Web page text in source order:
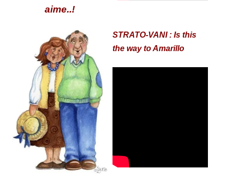
aime..!
STRATO-VANI : Is this
the way to Amarillo